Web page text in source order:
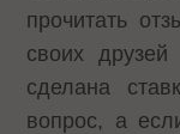
прочитать
своих
сделана
вопрос, а